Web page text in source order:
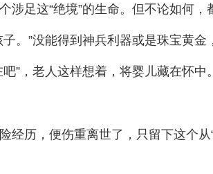
涉足这“绝境”的生命。但不论如何
”没能得到神兵利器或是珠宝黄金
”，老人这样想着，将婴儿藏在怀
经历，便伤重离世了，只留下这个